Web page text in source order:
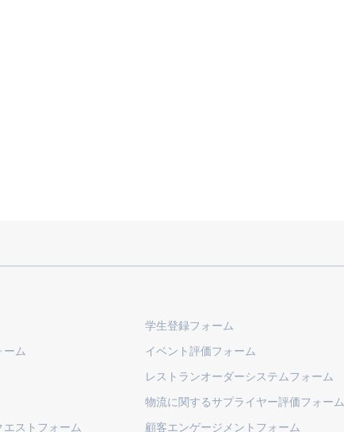
学生登録フォーム
ーム
イベント評価フォーム
レストランオーダーシステムフォーム
物流に関するサプライヤー評価フォーム
ストフォーム
顧客エンゲージメントフォーム